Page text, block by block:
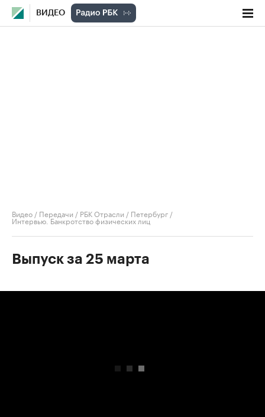
ВИДЕО
Видео / Передачи / РБК Отрасли / Петербург /
Интервью. Банкротство физических лиц
Выпуск за 25 марта